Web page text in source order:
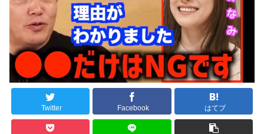
Twitter Facebook はてブ